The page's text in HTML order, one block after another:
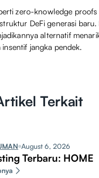
zero-knowledge
DeFi generasi
alternatif
jangka pendek.
Terkait
August 6, 2026
Terbaru: HOME